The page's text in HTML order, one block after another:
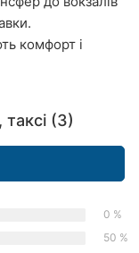
комфорт і
таксі (3)
0 %
50 %